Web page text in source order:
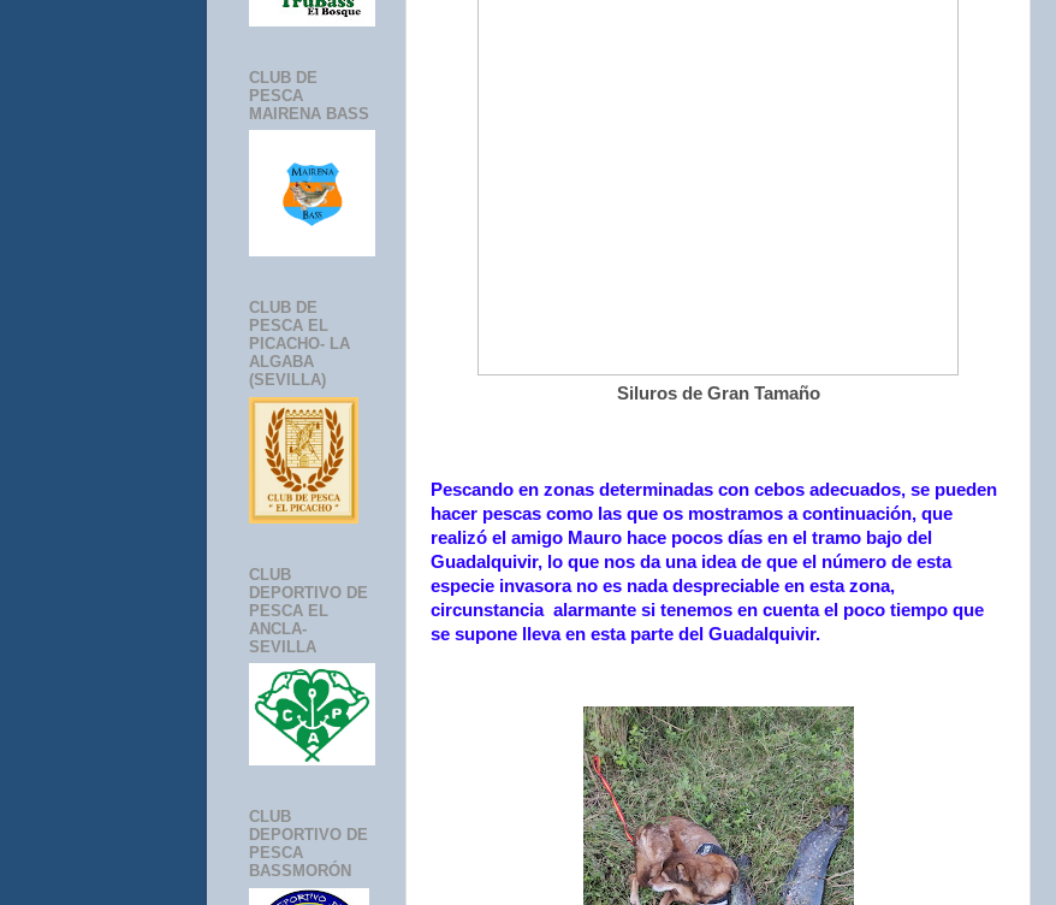
Siluros de Gran Tamaño
Pescando en zonas determinadas con cebos adecuados, se pueden
hacer pescas como las que os mostramos a continuación, que
realizó el amigo Mauro hace pocos días en el tramo bajo del
Guadalquivir, lo que nos da una idea de que el número de esta
especie invasora no es nada despreciable en esta zona,
circunstancia alarmante si tenemos en cuenta el poco tiempo que
se supone lleva en esta parte del Guadalquivir.
CLUB DE
PESCA
MAIRENA BASS
CLUB DE
PESCA EL
PICACHO- LA
ALGABA
(SEVILLA)
CLUB
DEPORTIVO DE
PESCA EL
ANCLA-
SEVILLA
CLUB
DEPORTIVO DE
PESCA
BASSMORÓN